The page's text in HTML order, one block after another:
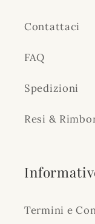
Contattaci
FAQ
Spedizioni
Resi &
Termini e